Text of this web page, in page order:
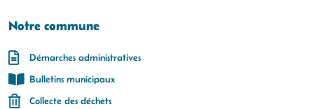
Notre commune
Démarches administratives
Bulletins municipaux
Collecte des déchets